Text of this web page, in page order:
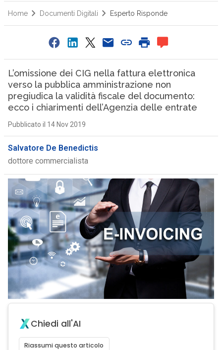
Home Documenti Digitali Esperto Risponde
L’omissione dei CIG nella fattura elettronica
verso la pubblica amministrazione non
pregiudica la validità fiscale del documento:
ecco i chiarimenti dell’Agenzia delle entrate
Pubblicato il 14 Nov 2019
Salvatore De Benedictis
dottore commercialista
Chiedi all'AI
Riassumi questo articolo